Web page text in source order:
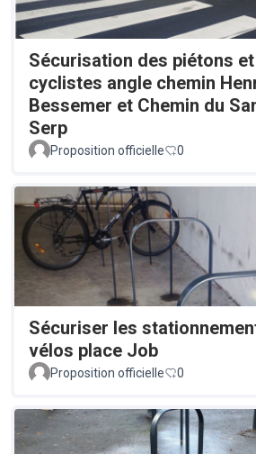
Sécurisation des piétons et
cyclistes angle chemin
Bessemer et Chemin du
Serp
Proposition officielle 0
Sécuriser les
vélos place Job
Proposition officielle 0